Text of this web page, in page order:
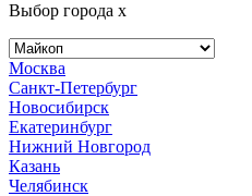
Выбор города x
Москва
Санкт-Петербург
Новосибирск
Екатеринбург
Нижний Новгород
Казань
Челябинск